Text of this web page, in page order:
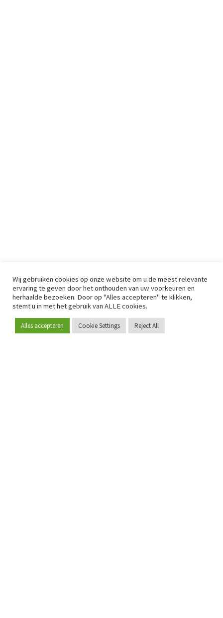
Word lid
Wij gebruiken cookies op onze website om u de meest relevante
ervaring te geven door het onthouden van uw voorkeuren en
herhaalde bezoeken. Door op "Alles accepteren" te klikken,
stemt u in met het gebruik van ALLE cookies.
Alles accepteren Cookie Settings Reject All